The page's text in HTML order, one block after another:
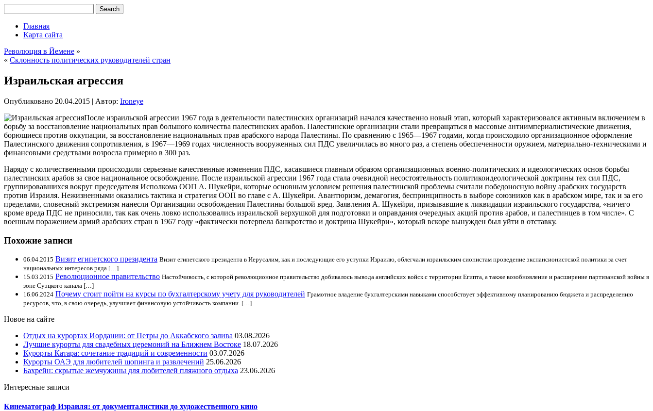
Главная
Карта сайта
Революция в Йемене »
« Склонность политических руководителей стран
Израильская агрессия
Опубликовано 20.04.2015 | Автор: Ironeye
После израильской агрессии 1967 года в деятельности палестинских организаций начался качественно новый этап, который характеризовался активным включением в
борьбу за восстановление национальных прав большого количества палестинских арабов. Палестинские организации стали превращаться в массовые антиимпериалистические движения,
борющиеся против оккупации, за восстановление национальных прав арабского народа Палестины. По сравнению с 1965—1967 годами, когда происходило организационное оформление
Палестинского движения сопротивления, в 1967—1969 годах численность вооруженных сил ПДС увеличилась во много раз, а степень обеспеченности оружием, материально-техническими и
финансовыми средствами возросла примерно в 300 раз.
Наряду с количественными происходили серьезные качественные изменения ПДС, касавшиеся главным образом организационных военно-политических и идеологических основ борьбы
палестинских арабов за свое национальное освобождение. После израильской агрессии 1967 года стала очевидной несостоятельность политикоидеологической доктрины тех сил ПДС,
группировавшихся вокруг председателя Исполкома ООП А. Шукейри, которые основным условием решения палестинской проблемы считали победоносную войну арабских государств
против Израиля. Нежизненными оказались тактика и стратегия ООП во главе с А. Шукейри. Авантюризм, демагогия, беспринципность в выборе союзников как в арабском мире, так и за его
пределами, словесный экстремизм нанесли Организации освобождения Палестины большой вред. Заявления А. Шукейри, призывавшие к ликвидации израильского государства, «ничего
кроме вреда ПДС не приносили, так как очень ловко использовались израильской верхушкой для подготовки и оправдания очередных акций против арабов, и палестинцев в том числе». С
военным поражением армий арабских стран в 1967 году «фактически потерпела банкротство и доктрина Шукейри», который вскоре вынужден был уйти в отставку.
Похожие записи
06.04.2015 Визит египетского президента Визит египетского президента в Иерусалим, как и последующие его уступки Израилю, облегчали израильским сионистам проведение экспансионистской политики за счет
национальных интересов ряда […]
15.03.2015 Революционное правительство Настойчивость, с которой революционное правительство добивалось вывода английских войск с территории Египта, а также возобновление и расширение партизанской войны в
зоне Суэцкого канала […]
16.06.2024 Почему стоит пойти на курсы по бухгалтерскому учету для руководителей Грамотное владение бухгалтерскими навыками способствует эффективному планированию бюджета и распределению
ресурсов, что, в свою очередь, улучшает финансовую устойчивость компании. […]
Новое на сайте
Отдых на курортах Иордании: от Петры до Аккабского залива 03.08.2026
Лучшие курорты для свадебных церемоний на Ближнем Востоке 18.07.2026
Курорты Катара: сочетание традиций и современности 03.07.2026
Курорты ОАЭ для любителей шопинга и развлечений 25.06.2026
Бахрейн: скрытые жемчужины для любителей пляжного отдыха 23.06.2026
Интересные записи
Кинематограф Израиля: от документалистики до художественного кино